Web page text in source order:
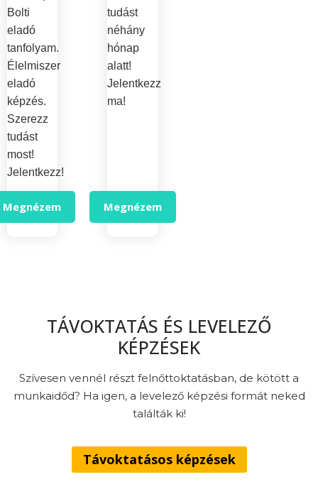
Bolti
eladó
tanfolyam.
Élelmiszer
eladó
képzés.
Szerezz
tudást
most!
Jelentkezz!
Megnézem
tudást
néhány
hónap
alatt!
Jelentkezz
ma!
Megnézem
TÁVOKTATÁS ÉS LEVELEZŐ
KÉPZÉSEK
Szívesen vennél részt felnőttoktatásban, de kötött a
munkaidőd? Ha igen, a levelező képzési formát neked
találták ki!
Távoktatásos képzések